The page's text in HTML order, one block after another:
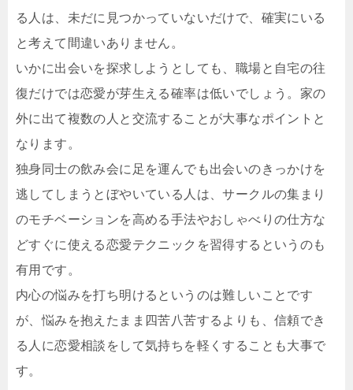
る人は、未だに見つかっていないだけで、確実にいる
と考えて間違いありません。
いかに出会いを探求しようとしても、職場と自宅の往
復だけでは恋愛が芽生える確率は低いでしょう。家の
外に出て複数の人と交流することが大事なポイントと
なります。
独身同士の飲み会に足を運んでも出会いのきっかけを
逃してしまうとぼやいている人は、サークルの集まり
のモチベーションを高める手法やおしゃべりの仕方な
どすぐに使える恋愛テクニックを習得するというのも
有用です。
内心の悩みを打ち明けるというのは難しいことです
が、悩みを抱えたまま四苦八苦するよりも、信頼でき
る人に恋愛相談をして気持ちを軽くすることも大事で
す。